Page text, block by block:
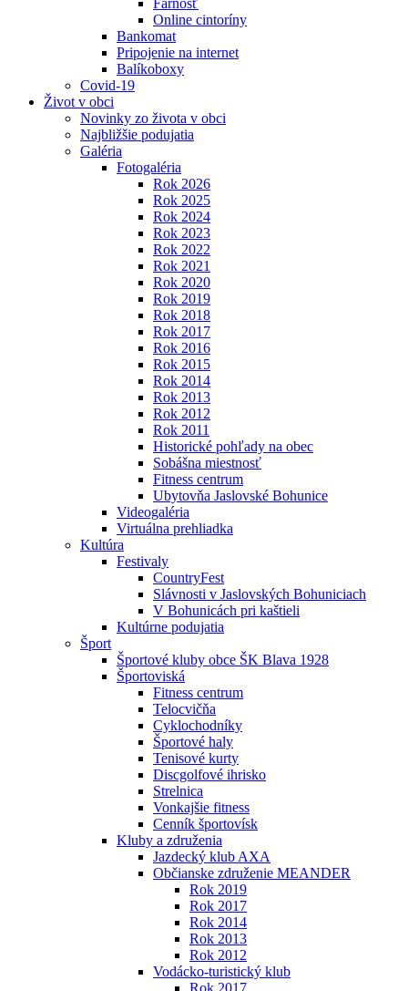
Farnosť
Online cintoríny
Bankomat
Pripojenie na internet
Balíkoboxy
Covid-19
Život v obci
Novinky zo života v obci
Najbližšie podujatia
Galéria
Fotogaléria
Rok 2026
Rok 2025
Rok 2024
Rok 2023
Rok 2022
Rok 2021
Rok 2020
Rok 2019
Rok 2018
Rok 2017
Rok 2016
Rok 2015
Rok 2014
Rok 2013
Rok 2012
Rok 2011
Historické pohľady na obec
Sobášna miestnosť
Fitness centrum
Ubytovňa Jaslovské Bohunice
Videogaléria
Virtuálna prehliadka
Kultúra
Festivaly
CountryFest
Slávnosti v Jaslovských Bohuniciach
V Bohunicách pri kaštieli
Kultúrne podujatia
Šport
Športové kluby obce ŠK Blava 1928
Športoviská
Fitness centrum
Telocvičňa
Cyklochodníky
Športové haly
Tenisové kurty
Discgolfové ihrisko
Strelnica
Vonkajšie fitness
Cenník športovísk
Kluby a združenia
Jazdecký klub AXA
Občianske združenie MEANDER
Rok 2019
Rok 2017
Rok 2014
Rok 2013
Rok 2012
Vodácko-turistický klub
Rok 2017